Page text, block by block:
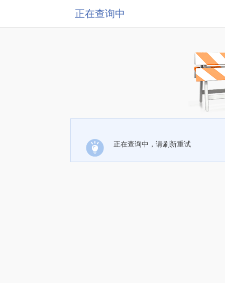
正在查询中
正在查询中，请刷新重试